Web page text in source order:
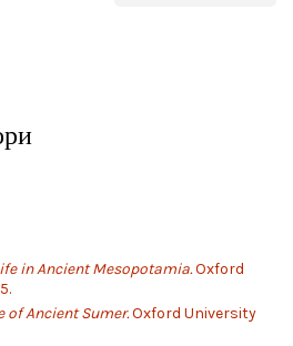
in Ancient Mesopotamia.Oxford
of Ancient Sumer.Oxford University